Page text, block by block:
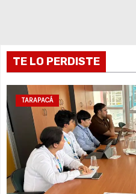
a
d
TE LO PERDISTE
TARAPACÁ